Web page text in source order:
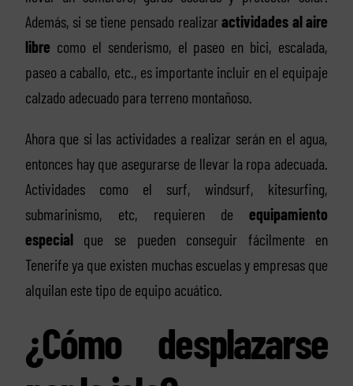
Además, si se tiene pensado realizaractividades al aire
libre como el senderismo, el paseo en bici, escalada,
paseo a caballo, etc., es importante incluir en el equipaje
calzado adecuado para terreno montañoso.
Ahora que si las actividades a realizar serán en el agua,
entonces hay que asegurarse de llevar la ropa adecuada.
Actividades como el surf, windsurf, kitesurfing,
submarinismo, etc, requieren deequipamiento
especialque se pueden conseguir fácilmente en
Tenerife ya que existen muchas escuelas y empresas que
alquilan este tipo de equipo acuático.
¿Cómo desplazarse